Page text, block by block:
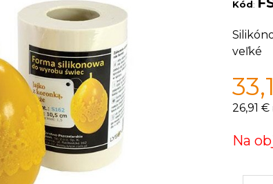
Kód:
veľké
26,91 €
Na